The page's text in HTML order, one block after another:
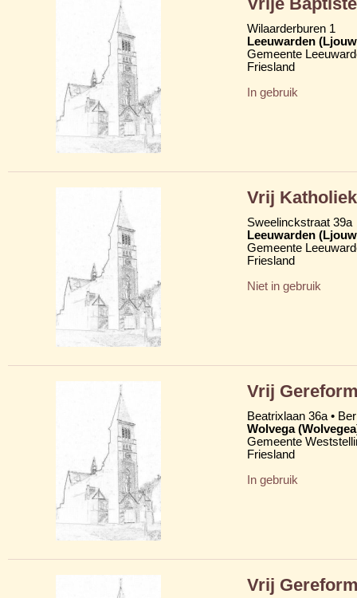
Wilaarderburen 1
Leeuwarden
Gemeente
Friesland
In gebruik
Vrij
Sweelinckstraat 39a
Leeuwarden
Gemeente
Friesland
Niet in gebruik
Vrij
Beatrixlaan 36a •
Wolvega
Gemeente
Friesland
In gebruik
Vrij